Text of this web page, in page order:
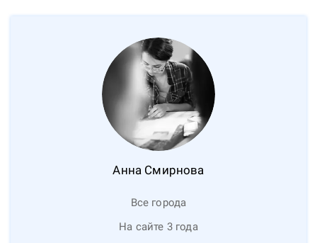
Анна Смирнова
Все города
На сайте 3 года